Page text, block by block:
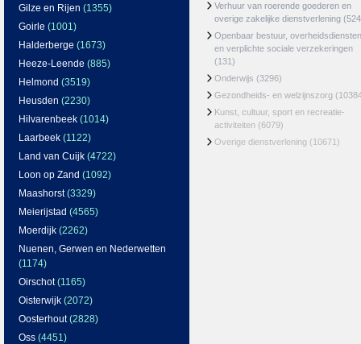
Gilze en Rijen (1355)
Goirle (1001)
Halderberge (1673)
Heeze-Leende (885)
Helmond (3519)
Heusden (2230)
Hilvarenbeek (1014)
Laarbeek (1122)
Land van Cuijk (4722)
Loon op Zand (1092)
Maashorst(3329)
Meierijstad (4565)
Moerdijk (2262)
Nuenen, Gerwen en Nederwetten
(1174)
Oirschot(1165)
Oisterwijk (2072)
Oosterhout(2828)
Oss (4451)
Verhuur van roerende goederen en
overige zakelijke dienstverlening
Openbaar bestuur, overheidsdiensten
en verplichte sociale verzekeringen
(131)
Onderwijs (3296)
Gezondheids- en welzijnszorg
Kunst, cultuur, sport en recreatie-
activiteiten (6079)
Overige dienstverlening (10671)